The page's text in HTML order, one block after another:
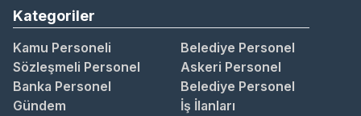
Kategoriler
Kamu Personeli
Belediye Personel
Sözleşmeli Personel
Askeri Personel
Banka Personel
Belediye Personel
Gündem
İş İlanları